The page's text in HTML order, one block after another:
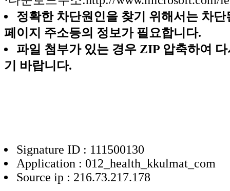
정확한 차단원인을 찾기 위해서는 차단
페이지 주소등의 정보가 필요합니다.
파일 첨부가 있는 경우 ZIP 압축하여
기 바랍니다.
Signature ID : 111500130
Application : 012_health_kkulmat_com
Source ip : 216.73.217.178